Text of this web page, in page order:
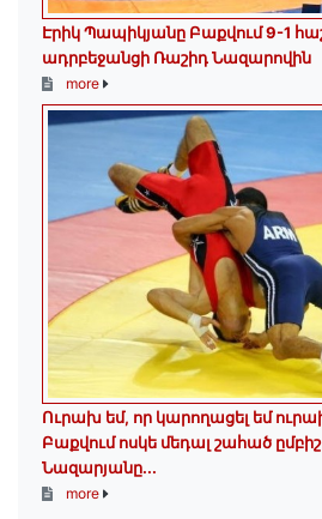
Էրիկ Պապիկյանը Բաքվում 9-1
ադրբեջանցի Ռաշիդ Նազարովին
more
Ուրախ եմ, որ կարողացել եմ
Բաքվում ոսկե մեդալ շահած
Նազարյանը...
more